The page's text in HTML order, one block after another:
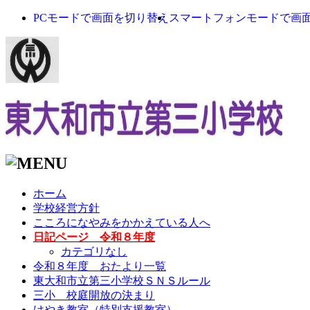
PCモードで画面を切り替え スマートフォンモードで画
ホーム
学校経営方針
こころになやみをかかえている人へ
日記ページ 令和８年度
カテゴリなし
令和８年度 おたより一覧
東大和市立第三小学校ＳＮＳルール
三小 校庭開放の決まり